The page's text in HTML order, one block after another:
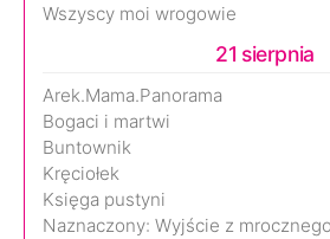
Wszyscy moi wrogowie
21 sierpnia
Arek.Mama.Panorama
Bogaci i martwi
Buntownik
Kręciołek
Księga pustyni
Naznaczony: Wyjście z